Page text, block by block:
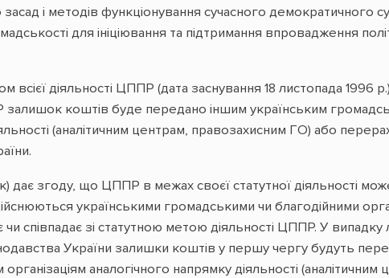
і методів функціонування сучасного демократичного
для ініціювання та підтримання впровадження
всієї діяльності ЦППР (дата заснування 18 листопада 1996
залишок коштів буде передано іншим українським
(аналітичним центрам, правозахисним ГО) або
дає згоду, що ЦППР в межах своєї статутної діяльності
українськими громадськими чи благодійними
чи співпадає зі статутною метою діяльності ЦППР. У випадку
України залишки коштів у першу чергу будуть
аналогічного напрямку діяльності (аналітичним